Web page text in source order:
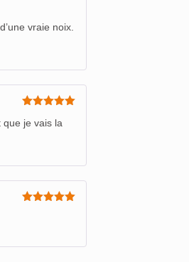
vraie noix.
5
je vais la